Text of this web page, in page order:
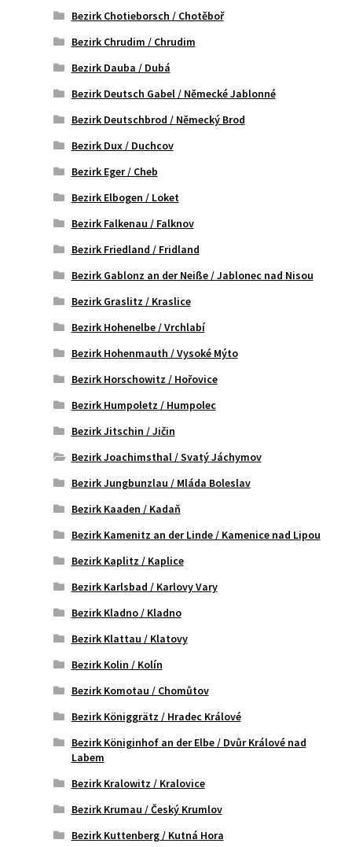
Bezirk Chotieborsch / Chotěboř
Bezirk Chrudim / Chrudim
Bezirk Dauba / Dubá
Bezirk Deutsch Gabel / Německé Jablonné
Bezirk Deutschbrod / Německý Brod
Bezirk Dux / Duchcov
Bezirk Eger / Cheb
Bezirk Elbogen / Loket
Bezirk Falkenau / Falknov
Bezirk Friedland / Fridland
Bezirk Gablonz an der Neiße / Jablonec nad Nisou
Bezirk Graslitz / Kraslice
Bezirk Hohenelbe / Vrchlabí
Bezirk Hohenmauth / Vysoké Mýto
Bezirk Horschowitz / Hořovice
Bezirk Humpoletz / Humpolec
Bezirk Jitschin / Jičin
Bezirk Joachimsthal / Svatý Jáchymov
Bezirk Jungbunzlau / Mláda Boleslav
Bezirk Kaaden / Kadaň
Bezirk Kamenitz an der Linde / Kamenice nad Lipou
Bezirk Kaplitz / Kaplice
Bezirk Karlsbad / Karlovy Vary
Bezirk Kladno / Kladno
Bezirk Klattau / Klatovy
Bezirk Kolin / Kolín
Bezirk Komotau / Chomůtov
Bezirk Königgrätz / Hradec Králové
Bezirk Königinhof an der Elbe / Dvůr Králové nad
Labem
Bezirk Kralowitz / Kralovice
Bezirk Krumau / Český Krumlov
Bezirk Kuttenberg / Kutná Hora